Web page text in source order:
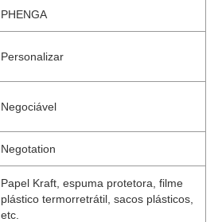
PHENGA
Personalizar
Negociável
Negotation
Papel Kraft, espuma protetora, filme
plástico termorretrátil, sacos plásticos,
etc.